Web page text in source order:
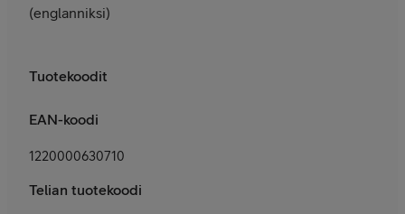
(englanniksi)
Tuotekoodit
EAN-koodi
1220000630710
Telian tuotekoodi